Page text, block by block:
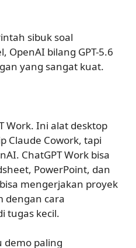
sibuk soal
OpenAI bilang GPT-5.6
yang sangat kuat.
Work. Ini alat desktop
Claude Cowork, tapi
ChatGPT Work bisa
PowerPoint, dan
mengerjakan proyek
dengan cara
tugas kecil.
demo paling